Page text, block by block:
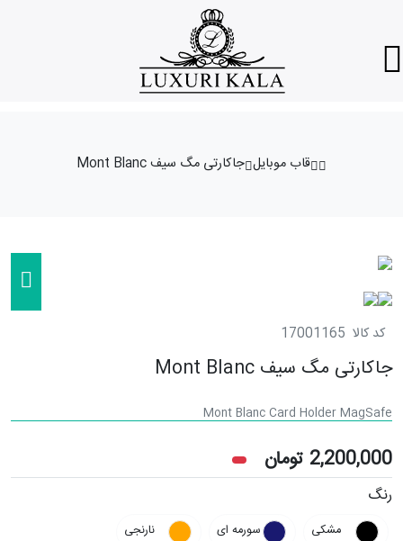
قاب موبایل جاکارتی مگ سیف Mont Blanc
کد کالا 17001165
جاکارتی مگ سیف Mont Blanc
Mont Blanc Card Holder MagSafe
2,200,000 تومان
رنگ
مشکی سورمه ای نارنجی